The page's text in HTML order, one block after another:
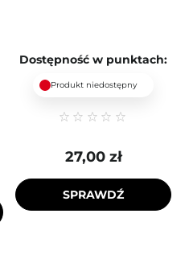
Dostępność w punktach:
Produkt niedostępny
27,00 zł
SPRAWDŹ